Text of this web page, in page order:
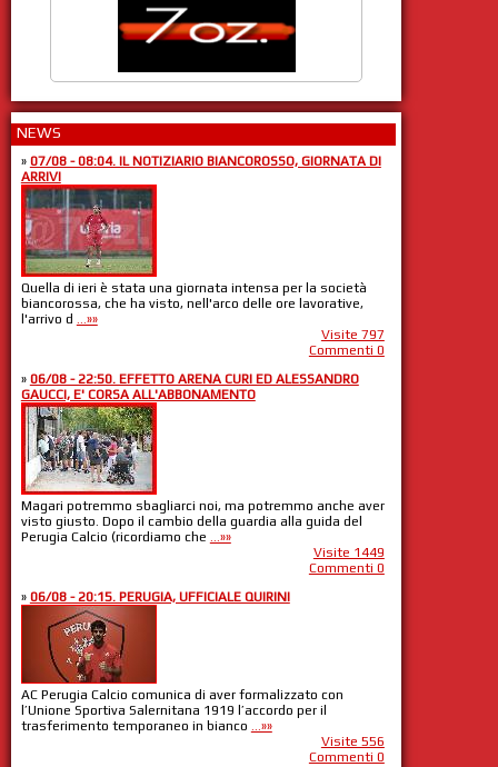
NEWS
» 07/08 - 08:04. IL NOTIZIARIO BIANCOROSSO, GIORNATA DI
ARRIVI
Quella di ieri è stata una giornata intensa per la società
biancorossa, che ha visto, nell'arco delle ore lavorative,
l'arrivo d ...»»
Visite 797
Commenti 0
» 06/08 - 22:50. EFFETTO ARENA CURI ED ALESSANDRO
GAUCCI, E' CORSA ALL'ABBONAMENTO
Magari potremmo sbagliarci noi, ma potremmo anche aver
visto giusto. Dopo il cambio della guardia alla guida del
Perugia Calcio (ricordiamo che ...»»
Visite 1449
Commenti 0
» 06/08 - 20:15. PERUGIA, UFFICIALE QUIRINI
AC Perugia Calcio comunica di aver formalizzato con
l’Unione Sportiva Salernitana 1919 l’accordo per il
trasferimento temporaneo in bianco ...»»
Visite 556
Commenti 0